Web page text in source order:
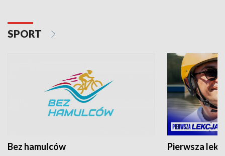
SPORT
Bez hamulców Pierwsza